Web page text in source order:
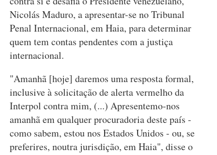
Nicolás Maduro, a apresentar-se no Tribunal
Penal Internacional, em Haia, para determinar
quem tem contas pendentes com a justiça
internacional.
"Amanhã [hoje] daremos uma resposta formal,
inclusive à solicitação de alerta vermelho da
Interpol contra mim, (...) Apresentemo-nos
amanhã em qualquer procuradoria deste país -
como sabem, estou nos Estados Unidos - ou, se
preferires, noutra jurisdição, em Haia", disse o